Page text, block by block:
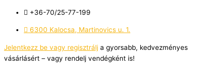
content
+36-70/25-77-199
6300 Kalocsa, Martinovics u. 1.
Jelentkezz be vagy regisztrálj a gyorsabb, kedvezményes
vásárlásért – vagy rendelj vendégként is!
search
á
r
x
á
r
latest
terméknek
variációja
van.
terméknek
variációja
van.
terméknek
variációja
van.